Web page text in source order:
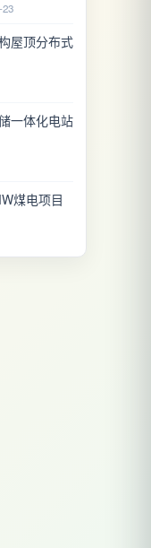
屋顶分布式
一体化电站
煤电项目